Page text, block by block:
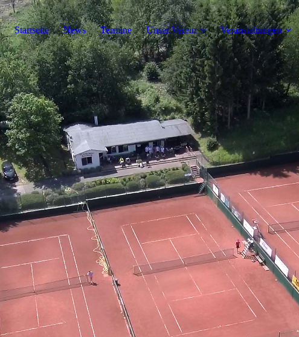
Startseite News Termine Unser Verein Veranstaltungen